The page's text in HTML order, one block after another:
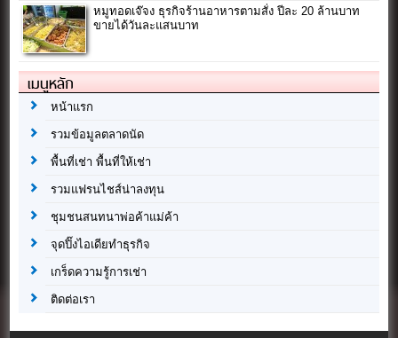
หมูทอดเจ๊จง ธุรกิจร้านอาหารตามสั่ง ปีละ 20 ล้านบาท
ขายได้วันละแสนบาท
เมนูหลัก
หน้าแรก
รวมข้อมูลตลาดนัด
พื้นที่เช่า พื้นที่ให้เช่า
รวมแฟรนไชส์น่าลงทุน
ชุมชนสนทนาพ่อค้าแม่ค้า
จุดปิ๊งไอเดียทำธุรกิจ
เกร็ดความรู้การเช่า
ติดต่อเรา